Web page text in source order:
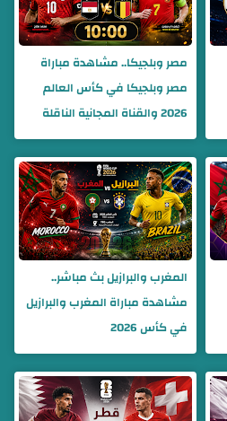
مصر وبلجيكا.. مشاهدة مباراة
مصر وبلجيكا في كأس العالم
2026 والقناة المجانية الناقلة
المغرب والبرازيل بث مباشر..
مشاهدة مباراة المغرب والبرازيل
في كأس 2026